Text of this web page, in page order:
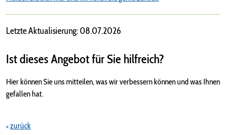
Letzte Aktualisierung: 08.07.2026
Ist dieses Angebot für Sie hilfreich?
Hier können Sie uns mitteilen, was wir verbessern können und was Ihnen
gefallen hat.
zurück